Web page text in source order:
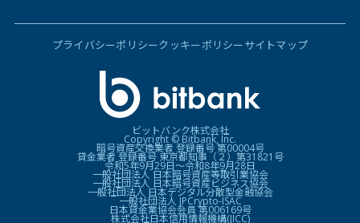
プライバシーポリシークッキーポリシーサイトマップ
ビットバンク株式会社
Copyright © Bitbank, Inc.
暗号資産交換業者 登録番号 第00004号
貸金業者 登録番号 東京都知事（２）第31821号
令和5年9月29日〜令和8年9月28日
一般社団法人 日本暗号資産等取引業協会
一般社団法人 日本暗号資産ビジネス協会
一般社団法人 日本デジタル分散型金融協会
一般社団法人 JPCrypto-ISAC
日本貸金業協会会員 第006169号
株式会社日本信用情報機構(JICC)